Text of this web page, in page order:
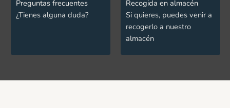
Preguntas frecuentes
¿Tienes alguna duda?
Recogida en almacén
Si quieres, puedes venir a
recogerlo a nuestro
almacén